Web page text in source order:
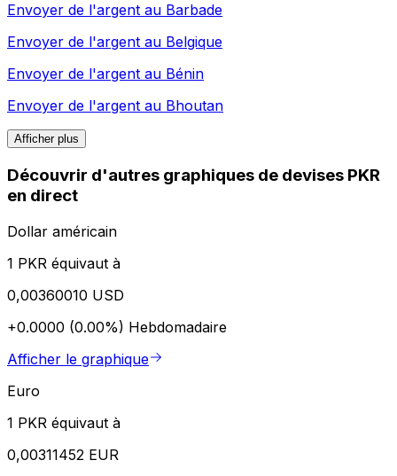
Envoyer de l'argent au Barbade
Envoyer de l'argent au Belgique
Envoyer de l'argent au Bénin
Envoyer de l'argent au Bhoutan
Afficher plus
Découvrir d'autres graphiques de devises PKR
en direct
Dollar américain
1 PKR équivaut à
0,00360010 USD
+0.0000 (0.00%) Hebdomadaire
Afficher le graphique
Euro
1 PKR équivaut à
0,00311452 EUR